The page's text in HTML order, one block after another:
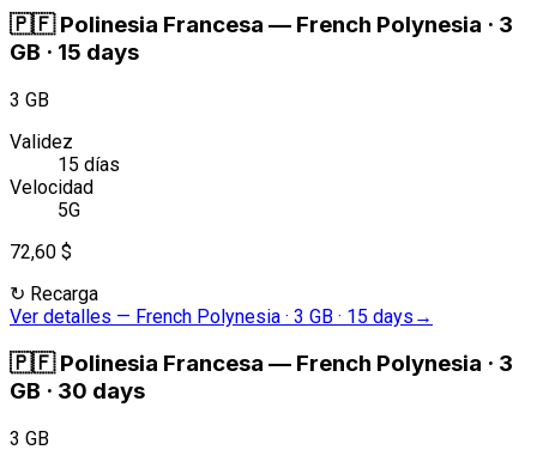
🇵🇫 Polinesia Francesa — French Polynesia · 3
GB · 15 days
3 GB
Validez
15 días
Velocidad
5G
72,60 $
↻ Recarga
Ver detalles — French Polynesia · 3 GB · 15 days →
🇵🇫 Polinesia Francesa — French Polynesia · 3
GB · 30 days
3 GB